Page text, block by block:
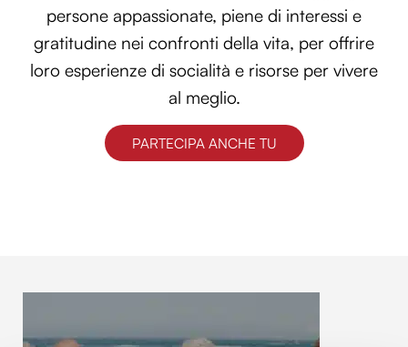
persone appassionate, piene di interessi e
gratitudine nei confronti della vita, per offrire
loro esperienze di socialità e risorse per vivere
al meglio.
PARTECIPA ANCHE TU